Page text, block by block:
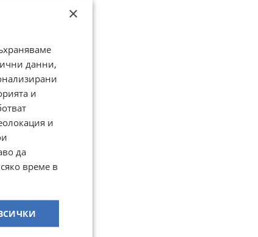
×
данни,
и
и
да
време в